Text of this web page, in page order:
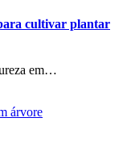
cultivar plantar
em…